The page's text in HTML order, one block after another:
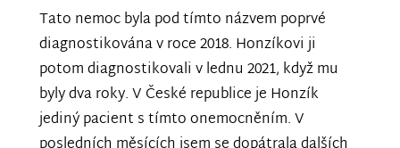
Tato nemoc byla pod tímto názvem poprvé
diagnostikována v roce 2018. Honzíkovi ji
potom diagnostikovali v lednu 2021, když mu
byly dva roky. V České republice je Honzík
jediný pacient s tímto onemocněním. V